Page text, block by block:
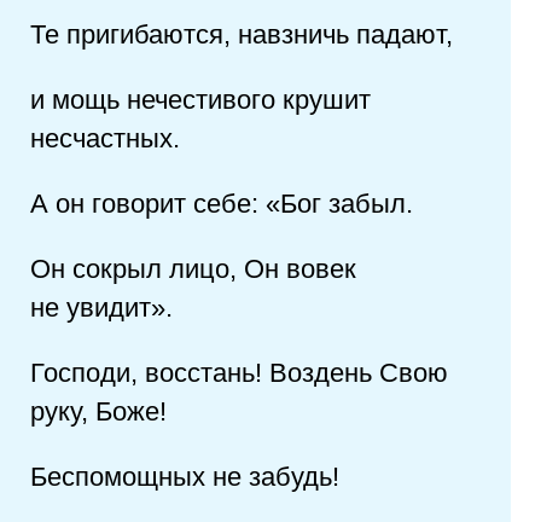
Те пригибаются, навзничь падают,
и мощь нечестивого крушит
несчастных.
А он говорит себе: «Бог забыл.
Он сокрыл лицо, Он вовек
не увидит».
Господи, восстань! Воздень Свою
руку, Боже!
Беспомощных не забудь!